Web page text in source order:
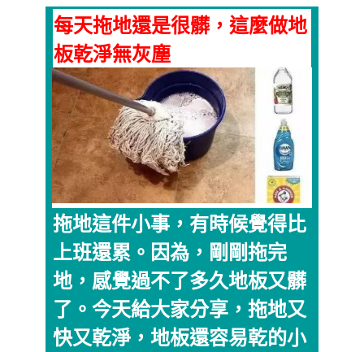
每天拖地還是很髒，這麼做地
板乾淨無灰塵
拖地這件小事，有時候覺得比
上班還累。因為，剛剛拖完
地，感覺過不了多久地板又髒
了。今天給大家分享，拖地又
快又乾淨，地板還容易乾的小